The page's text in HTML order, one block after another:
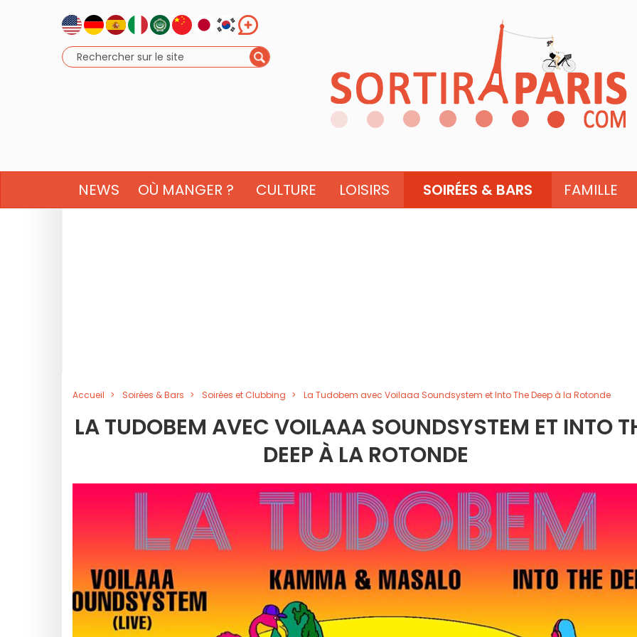
NEWS OÙ MANGER ? CULTURE LOISIRS SOIRÉES & BARS FAMILLE
Accueil Soirées & Bars Soirées et Clubbing La Tudobem avec Voilaaa Soundsystem et Into The Deep à la Rotonde
LA TUDOBEM AVEC VOILAAA SOUNDSYSTEM ET INTO
DEEP À LA ROTONDE